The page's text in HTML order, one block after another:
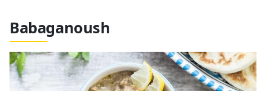
Babaganoush